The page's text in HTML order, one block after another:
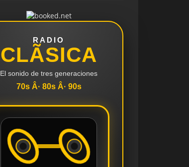
RADIO
CLÃSICA
El sonido de tres generaciones
70s Â· 80s Â· 90s